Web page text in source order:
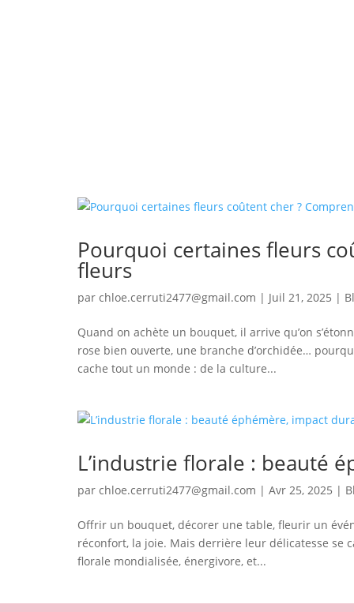
Pourquoi certaines fleurs
fleurs
par chloe.cerruti2477@gmail.com | Juil 21, 2025 |
Quand on achète un bouquet, il arrive qu’on
rose bien ouverte, une branche d’orchidée…
cache tout un monde : de la culture...
L’industrie florale : beauté
par chloe.cerruti2477@gmail.com | Avr 25, 2025 |
Offrir un bouquet, décorer une table, fleurir un
réconfort, la joie. Mais derrière leur délicatesse se
florale mondialisée, énergivore, et...